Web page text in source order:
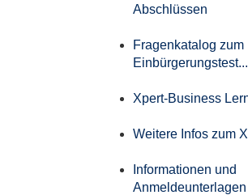
Abschlüssen
Fragenkatalog zum
Xpert-Business
Weitere Infos zum
Informationen und
Anmeldeunterlagen